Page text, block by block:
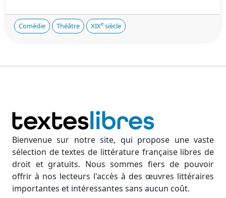
Comédie Théâtre XIXe siècle
Bienvenue sur notre site, qui propose une vaste
sélection de textes de littérature française libres de
droit et gratuits. Nous sommes fiers de pouvoir
offrir à nos lecteurs l'accès à des œuvres littéraires
importantes et intéressantes sans aucun coût.